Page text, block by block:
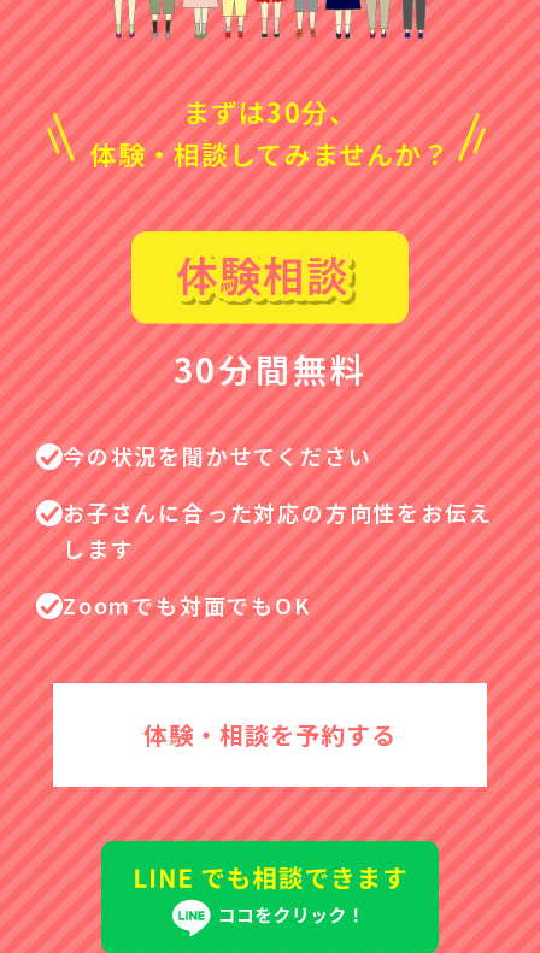
まずは30分、
体験・相談してみませんか？
30分間無料
今の状況を聞かせてください
お子さんに合った対応の方向性をお伝え
します
Zoomでも対面でもOK
体験・相談を予約する